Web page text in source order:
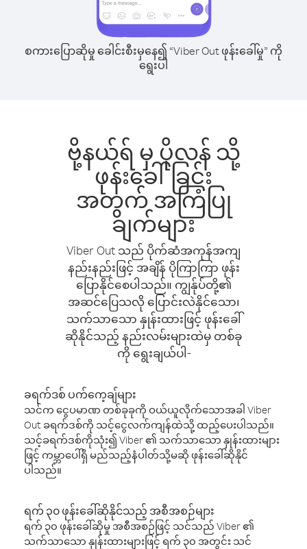
စကားပြောဆိုမှု ခေါင်းစီးမှနေ၍ “Viber Out ဖုန်းခေါ်မှု” ကို
ရွေးပါ
ဗို့နယ်ရ် မှ ပိုလန် သို့
ဖုန်းခေါ်ခြင်း
အတွက် အကြံပြု
ချက်များ
Viber Out သည် ပိုက်ဆံအကုန်အကျ
နည်းနည်းဖြင့် အချိန် ပိုကြာကြာ ဖုန်း
ပြောနိုင်စေပါသည်။ ကျွန်ုပ်တို့၏
အဆင်ပြေသလို ပြောင်းလဲနိုင်သော၊
သက်သာသော နှုန်းထားဖြင့် ဖုန်းခေါ်
ဆိုနိုင်သည့် နည်းလမ်းများထဲမှ တစ်ခု
ကို ရွေးချယ်ပါ-
ခရက်ဒစ် ပက်ကေ့ချ်များ
သင်က ငွေပမာဏ တစ်ခုခုကို ဝယ်ယူလိုက်သောအခါ Viber
Out ခရက်ဒစ်ကို သင့်ငွေလက်ကျန်ထဲသို့ ထည့်ပေးပါသည်။
သင့်ခရက်ဒစ်ကိုသုံး၍ Viber ၏ သက်သာသော နှုန်းထားများ
ဖြင့် ကမ္ဘာပေါ်ရှိ မည်သည့်နံပါတ်သို့မဆို ဖုန်းခေါ်ဆိုနိုင်
ပါသည်။
ရက် ၃၀ ဖုန်းခေါ်ဆိုနိုင်သည့် အစီအစဉ်များ
ရက် ၃၀ ဖုန်းခေါ်ဆိုမှု အစီအစဉ်ဖြင့် သင်သည် Viber ၏
သက်သာသော နှုန်းထားများဖြင့် ရက် ၃၀ အတွင်း သင်